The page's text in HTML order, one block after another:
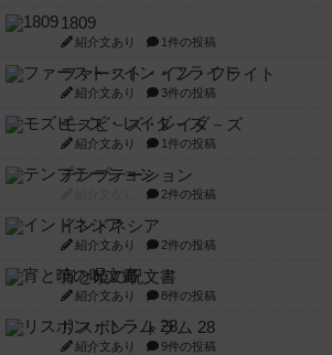
1809
紹介文あり 1件の投稿
ファースト・イン・フライト
紹介文あり 3件の投稿
モズビ－ズ・レイダ－ズ
紹介文あり 1件の投稿
テンプテーション
2件の投稿
インドネシア
紹介文あり 2件の投稿
宵と暁の呪文書
紹介文あり 8件の投稿
リスボン・トラム 28
紹介文あり 9件の投稿